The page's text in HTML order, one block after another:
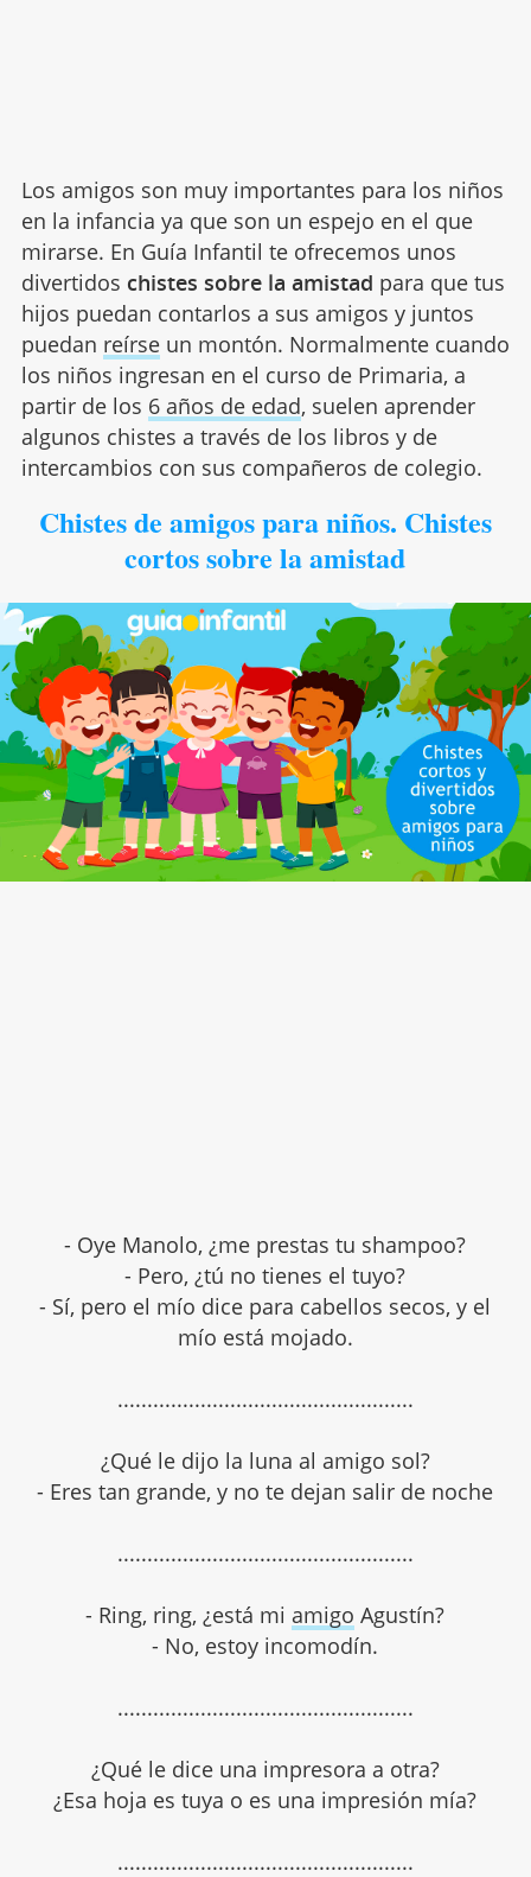
Los amigos son muy importantes para los niños
en la infancia ya que son un espejo en el que
mirarse. En Guía Infantil te ofrecemos unos
divertidos chistes sobre la amistad para que tus
hijos puedan contarlos a sus amigos y juntos
puedan reírseun montón. Normalmente cuando
los niños ingresan en el curso de Primaria, a
partir de los 6 años de edad, suelen aprender
algunos chistes a través de los libros y de
intercambios con sus compañeros de colegio.
Chistes de amigos para niños. Chistes
cortos sobre la amistad
- Oye Manolo, ¿me prestas tu shampoo?
- Pero, ¿tú no tienes el tuyo?
- Sí, pero el mío dice para cabellos secos, y el
mío está mojado.
..................................................
¿Qué le dijo la luna al amigo sol?
- Eres tan grande, y no te dejan salir de noche
..................................................
- Ring, ring, ¿está mi amigo Agustín?
- No, estoy incomodín.
..................................................
¿Qué le dice una impresora a otra?
¿Esa hoja es tuya o es una impresión mía?
..................................................